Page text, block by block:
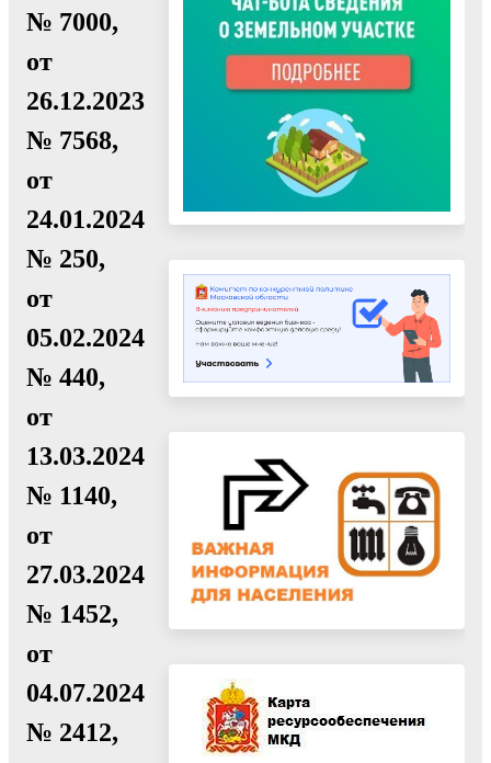
№ 7000,
от
26.12.2023
№ 7568,
от
24.01.2024
№ 250,
от
05.02.2024
№ 440,
от
13.03.2024
№ 1140,
от
27.03.2024
№ 1452,
от
04.07.2024
№ 2412,